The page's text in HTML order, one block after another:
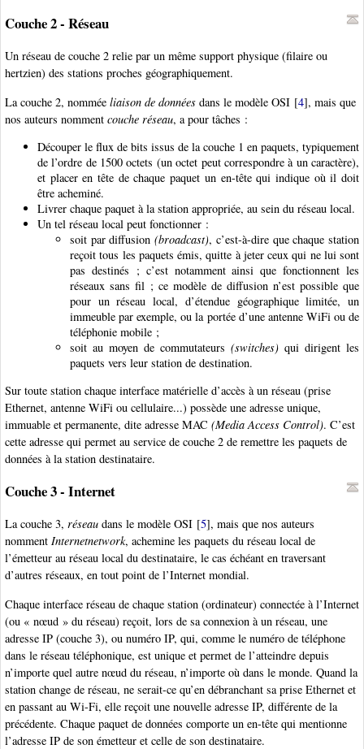
Couche 2 - Réseau
Un réseau de couche 2 relie par un même support physique (filaire ou
hertzien) des stations proches géographiquement.
La couche 2, nommée liaison de données dans le modèle OSI [4], mais que
nos auteurs nomment couche réseau, a pour tâches :
Découper le flux de bits issus de la couche 1 en paquets, typiquement
de l’ordre de 1500 octets (un octet peut correspondre à un caractère),
et placer en tête de chaque paquet un en-tête qui indique où il doit
être acheminé.
Livrer chaque paquet à la station appropriée, au sein du réseau local.
Un tel réseau local peut fonctionner :
soit par diffusion(broadcast), c’est-à-dire que chaque station
reçoit tous les paquets émis, quitte à jeter ceux qui ne lui sont
pas destinés ; c’est notamment ainsi que fonctionnent les
réseaux sans fil ; ce modèle de diffusion n’est possible que
pour un réseau local, d’étendue géographique limitée, un
immeuble par exemple, ou la portée d’une antenne WiFi ou de
téléphonie mobile ;
soit au moyen de commutateurs (switches) qui dirigent les
paquets vers leur station de destination.
Sur toute station chaque interface matérielle d’accès à un réseau (prise
Ethernet, antenne WiFi ou cellulaire...) possède une adresse unique,
immuable et permanente, dite adresse MAC (Media Access Control). C’est
cette adresse qui permet au service de couche 2 de remettre les paquets de
données à la station destinataire.
Couche 3 - Internet
La couche 3, réseau dans le modèle OSI [5], mais que nos auteurs
nomment Internetnetwork, achemine les paquets du réseau local de
l’émetteur au réseau local du destinataire, le cas échéant en traversant
d’autres réseaux, en tout point de l’Internet mondial.
Chaque interface réseau de chaque station (ordinateur) connectée à l’Internet
(ou « nœud » du réseau) reçoit, lors de sa connexion à un réseau, une
adresse IP (couche 3), ou numéro IP, qui, comme le numéro de téléphone
dans le réseau téléphonique, est unique et permet de l’atteindre depuis
n’importe quel autre nœud du réseau, n’importe où dans le monde. Quand la
station change de réseau, ne serait-ce qu’en débranchant sa prise Ethernet et
en passant au Wi-Fi, elle reçoit une nouvelle adresse IP, différente de la
précédente. Chaque paquet de données comporte un en-tête qui mentionne
l’adresse IP de son émetteur et celle de son destinataire.